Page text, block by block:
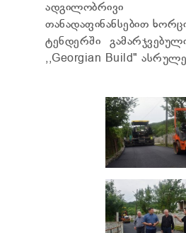
ადგილობრივი
თანადაფინანსებით
ტენდერში
,,Georgian Build"